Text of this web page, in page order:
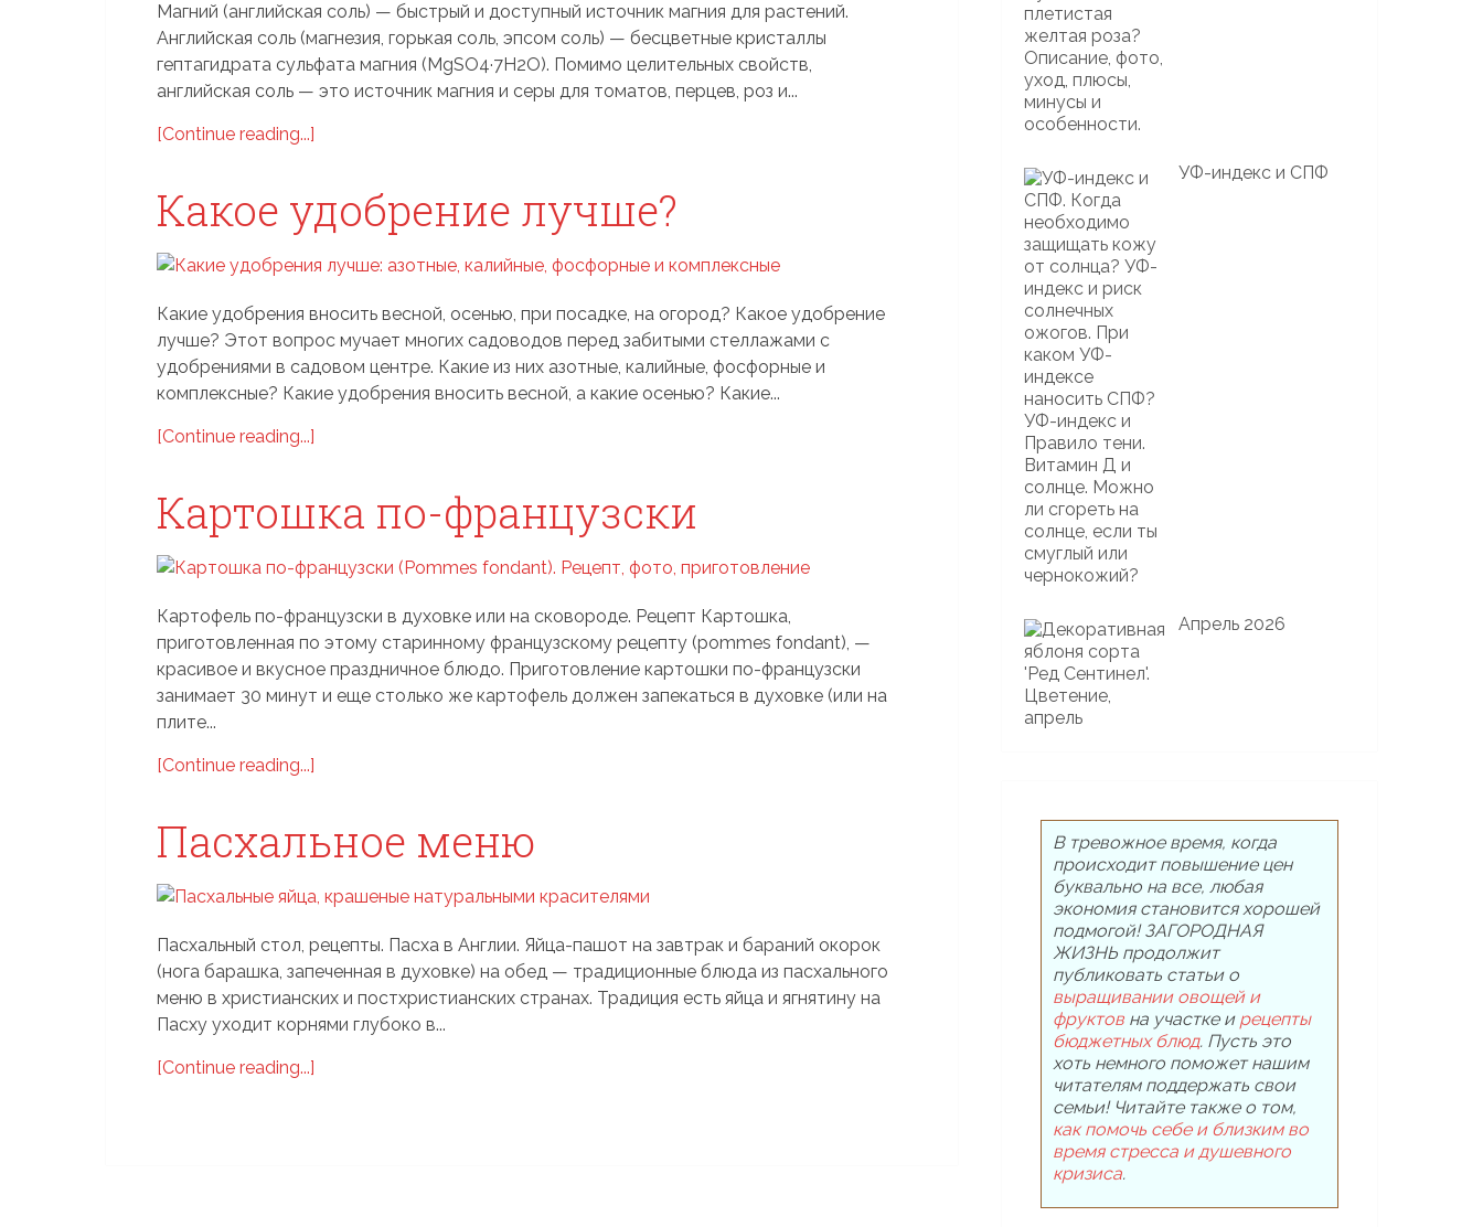
Магний (английская соль) — быстрый и доступный источник магния для растений.
Английская соль (магнезия, горькая соль, эпсом соль) — бесцветные кристаллы
гептагидрата сульфата магния (MgSO4·7H2O). Помимо целительных свойств,
английская соль — это источник магния и серы для томатов, перцев, роз и...
[Continue reading...]
Какое удобрение лучше?
Какие удобрения вносить весной, осенью, при посадке, на огород? Какое удобрение
лучше? Этот вопрос мучает многих садоводов перед забитыми стеллажами с
удобрениями в садовом центре. Какие из них азотные, калийные, фосфорные и
комплексные? Какие удобрения вносить весной, а какие осенью? Какие...
[Continue reading...]
Картошка по-французски
Картофель по-французски в духовке или на сковороде. Рецепт Картошка,
приготовленная по этому старинному французскому рецепту (pommes fondant), —
красивое и вкусное праздничное блюдо. Приготовление картошки по-французски
занимает 30 минут и еще столько же картофель должен запекаться в духовке (или на
плите...
[Continue reading...]
Пасхальное меню
Пасхальный стол, рецепты. Пасха в Англии. Яйца-пашот на завтрак и бараний окорок
(нога барашка, запеченная в духовке) на обед — традиционные блюда из пасхального
меню в христианских и постхристианских странах. Традиция есть яйца и ягнятину на
Пасху уходит корнями глубоко в...
[Continue reading...]
УФ-индекс и СПФ
Апрель 2026
В тревожное время, когда
происходит повышение цен
буквально на все, любая
экономия становится хорошей
подмогой! ЗАГОРОДНАЯ
ЖИЗНЬ продолжит
публиковать статьи о
выращивании овощей и
фруктов на участке и рецепты
бюджетных блюд. Пусть это
хоть немного поможет нашим
читателям поддержать свои
семьи! Читайте также о том,
как помочь себе и близким во
время стресса и душевного
кризиса.